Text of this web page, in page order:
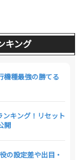
キング
機種最強の勝てる
ンキング！リセット
開
の設定差や出目・